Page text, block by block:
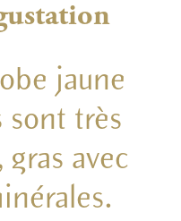
jaune
sont très
avec